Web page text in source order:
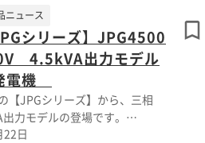
シリーズ】JPG4500
4.5kVA出力モデル
電機
ニュース
【JPGシリーズ】から、三相
力モデルの登場です。
時間稼働x多用途出力x可搬
日